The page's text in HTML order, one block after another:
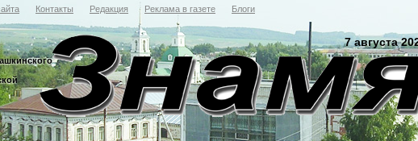
Контакты Редакция Реклама в газете Блоги
7 августа